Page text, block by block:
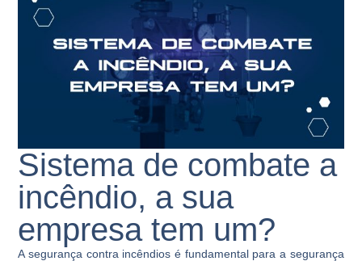
Sistema de combate a
incêndio, a sua
empresa tem um?
A segurança contra incêndios é fundamental para a segurança